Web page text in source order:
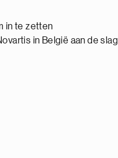
in te zetten
in België aan de slag